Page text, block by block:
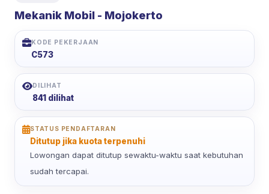
Mekanik Mobil - Mojokerto
KODE PEKERJAAN
C573
DILIHAT
841 dilihat
STATUS PENDAFTARAN
Ditutup jika kuota terpenuhi
Lowongan dapat ditutup sewaktu-waktu saat kebutuhan
sudah tercapai.